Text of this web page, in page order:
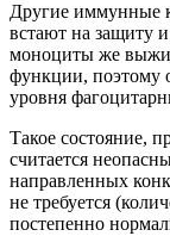
Другие иммунные
встают на защиту
моноциты же
функции, поэтому
уровня
Такое состояние,
считается
направленных
не требуется
постепенно